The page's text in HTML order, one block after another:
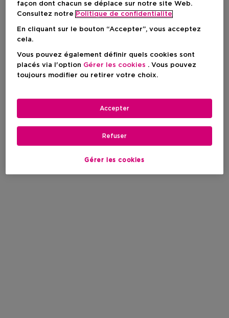
façon dont chacun se déplace sur notre site Web.
Consultez notre Politique de confidentialite
En cliquant sur le bouton “Accepter”, vous acceptez
cela.
Vous pouvez également définir quels cookies sont
placés via l'option Gérer les cookies . Vous pouvez
toujours modifier ou retirer votre choix.
Gérer les cookies
Refuser
Accepter